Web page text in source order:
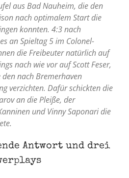
aus Bad Nauheim, die den
nach optimalem Start die
konnten. 4:3 nach
an Spieltag 5 im Colonel-
die Freibeuter natürlich auf
nach wie vor auf Scott Feser,
nach Bremerhaven
verzichten. Dafür schickten die
an die Pleiße, der
und Vinny Saponari die
Antwort und drei